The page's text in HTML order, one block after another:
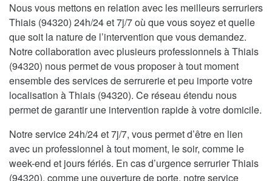
Nous vous mettons en relation avec les meilleurs serruriers
Thiais (94320) 24h/24 et 7j/7 où que vous soyez et quelle
que soit la nature de l’intervention que vous demandez.
Notre collaboration avec plusieurs professionnels à Thiais
(94320) nous permet de vous proposer à tout moment
ensemble des services de serrurerie et peu importe votre
localisation à Thiais (94320). Ce réseau étendu nous
permet de garantir une intervention rapide à votre domicile.
Notre service 24h/24 et 7j/7, vous permet d’être en lien
avec un professionnel à tout moment, le soir, comme le
week-end et jours fériés. En cas d’urgence serrurier Thiais
(94320), comme une ouverture de porte, notre service